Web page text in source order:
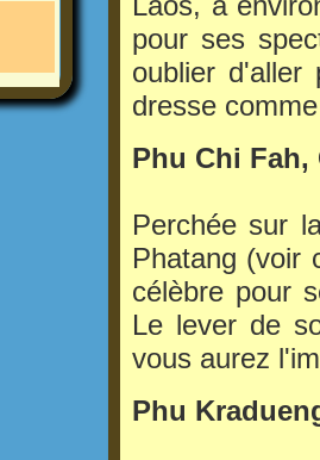
pour ses
oublier
dresse
Phu Chi Fah,
Perchée sur
Phatang (voir
célèbre pour
Le lever de
vous aurez
Phu